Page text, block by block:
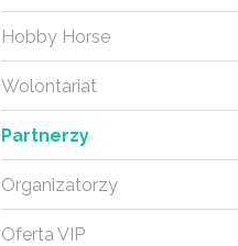
Hobby Horse
Wolontariat
Partnerzy
Organizatorzy
Oferta VIP